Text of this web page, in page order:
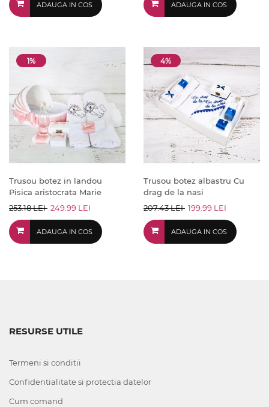
ADAUGA IN COS ADAUGA IN COS
1%
Trusou botez in landou
Pisica aristocrata Marie
253.18 LEI 249.99 LEI
ADAUGA IN COS
4%
Trusou botez albastru Cu
drag de la nasi
207.43 LEI 199.99 LEI
ADAUGA IN COS
RESURSE UTILE
Termeni si conditii
Confidentialitate si protectia datelor
Cum comand